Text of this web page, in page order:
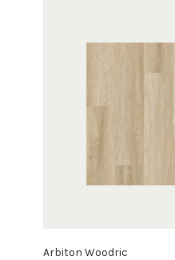
Arbiton Woodric